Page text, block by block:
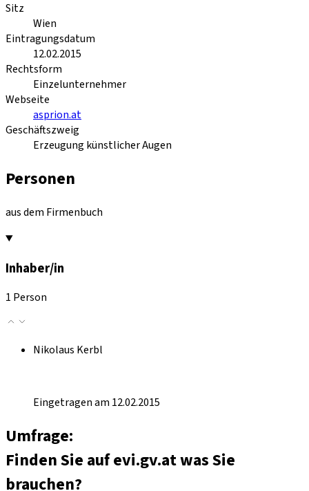
Sitz
Wien
Eintragungsdatum
12.02.2015
Rechtsform
Einzelunternehmer
Webseite
asprion.at
Geschäftszweig
Erzeugung künstlicher Augen
Personen
aus dem Firmenbuch
Inhaber/in
1 Person
Nikolaus Kerbl
Eingetragen am 12.02.2015
Umfrage:
Finden Sie auf evi.gv.at was Sie
brauchen?